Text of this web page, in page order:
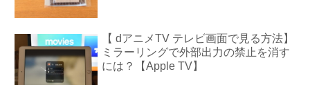
【 dアニメTV テレビ画面で見る方法】
ミラーリングで外部出力の禁止を消す
には？【Apple TV】